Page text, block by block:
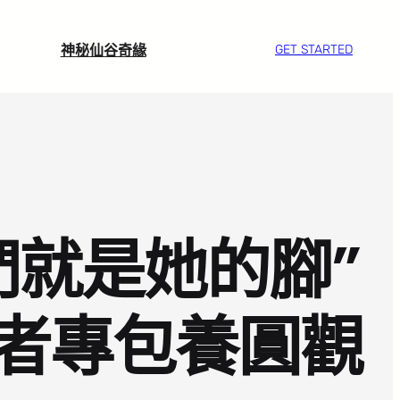
神秘仙谷奇緣 GET STARTED
是她的腳”
專包養圓觀